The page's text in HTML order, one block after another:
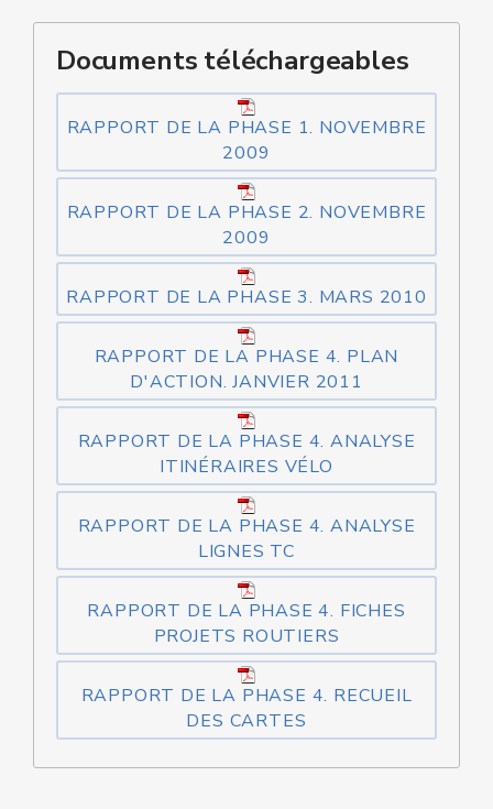
Documents téléchargeables
RAPPORT DE LA PHASE 1. NOVEMBRE
2009
RAPPORT DE LA PHASE 2. NOVEMBRE
2009
RAPPORT DE LA PHASE 3. MARS 2010
RAPPORT DE LA PHASE 4. PLAN
D'ACTION. JANVIER 2011
RAPPORT DE LA PHASE 4. ANALYSE
ITINÉRAIRES VÉLO
RAPPORT DE LA PHASE 4. ANALYSE
LIGNES TC
RAPPORT DE LA PHASE 4. FICHES
PROJETS ROUTIERS
RAPPORT DE LA PHASE 4. RECUEIL
DES CARTES